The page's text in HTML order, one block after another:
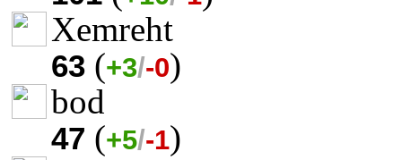
Xemreht
63 (+3/-0)
bod
47 (+5/-1)